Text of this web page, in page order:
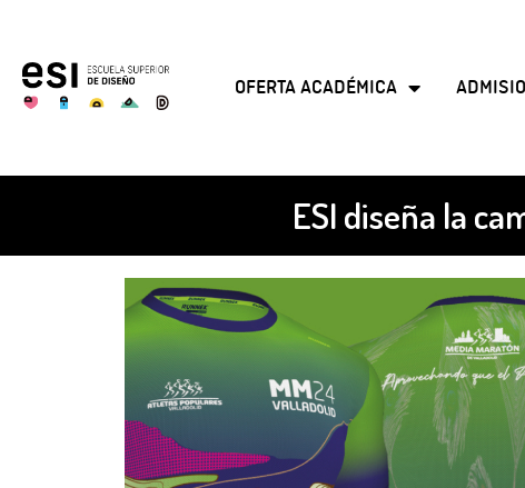
OFERTA ACADÉMICA
ESI diseña la